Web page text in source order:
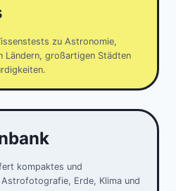
zu Astronomie,
Ländern, großartigen Städten
kompaktes und
Erde, Klima und